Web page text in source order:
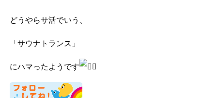
どうやらサ活でいう、
「サウナトランス」
にハマったようです